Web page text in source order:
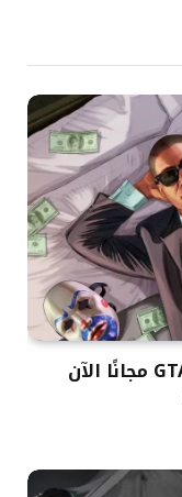
رسمياً: يمكنك لعب GTA Online مجانًا الآن